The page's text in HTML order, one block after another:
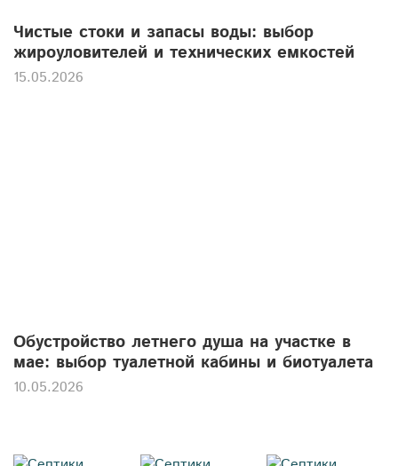
Чистые стоки и запасы воды: выбор
жироуловителей и технических емкостей
15.05.2026
Обустройство летнего душа на участке в
мае: выбор туалетной кабины и биотуалета
10.05.2026